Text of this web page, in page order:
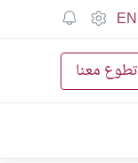
EN
تطوع معنا